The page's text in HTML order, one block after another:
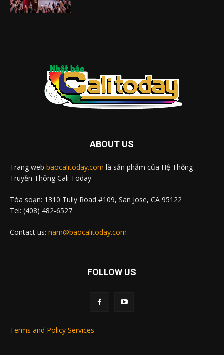
ABOUT US
Trang web baocalitoday.com là sản phẩm của Hệ Thống
Truyền Thông Cali Today
Tòa soạn: 1310 Tully Road #109, San Jose, CA 95122
Tel: (408) 482-6527
Contact us: nam@baocalitoday.com
FOLLOW US
Terms and Policy Services